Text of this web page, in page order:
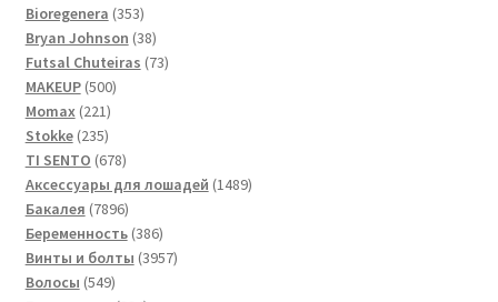
товаров
Bioregenera 353353
товара
Bryan Johnson 3838
товаров
Futsal Сhuteiras 7373
MAKEUP 500500
Momax 221221
товар
Stokke 235235
товаров
TI SENTO 678678
товаров
Аксессуары для лошадей 14891489
Бакалея 78967896
товаров
Беременность 386386
товаров
Винты и болты 39573957
Волосы 549549